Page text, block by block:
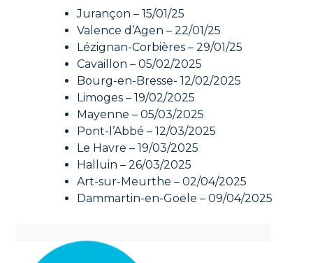
Jurançon – 15/01/25
Valence d’Agen – 22/01/25
Lézignan-Corbières – 29/01/25
Cavaillon – 05/02/2025
Bourg-en-Bresse- 12/02/2025
Limoges – 19/02/2025
Mayenne – 05/03/2025
Pont-l’Abbé – 12/03/2025
Le Havre – 19/03/2025
Halluin – 26/03/2025
Art-sur-Meurthe – 02/04/2025
Dammartin-en-Goële – 09/04/2025